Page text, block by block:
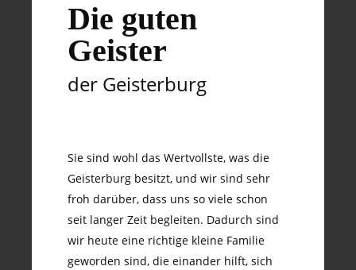
Die guten
Geister
der Geisterburg
Sie sind wohl das Wertvollste, was die
Geisterburg besitzt, und wir sind sehr
froh darüber, dass uns so viele schon
seit langer Zeit begleiten. Dadurch sind
wir heute eine richtige kleine Familie
geworden sind, die einander hilft, sich